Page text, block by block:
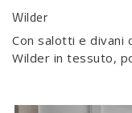
Wilder
Con salotti e divani
Wilder in tessuto,